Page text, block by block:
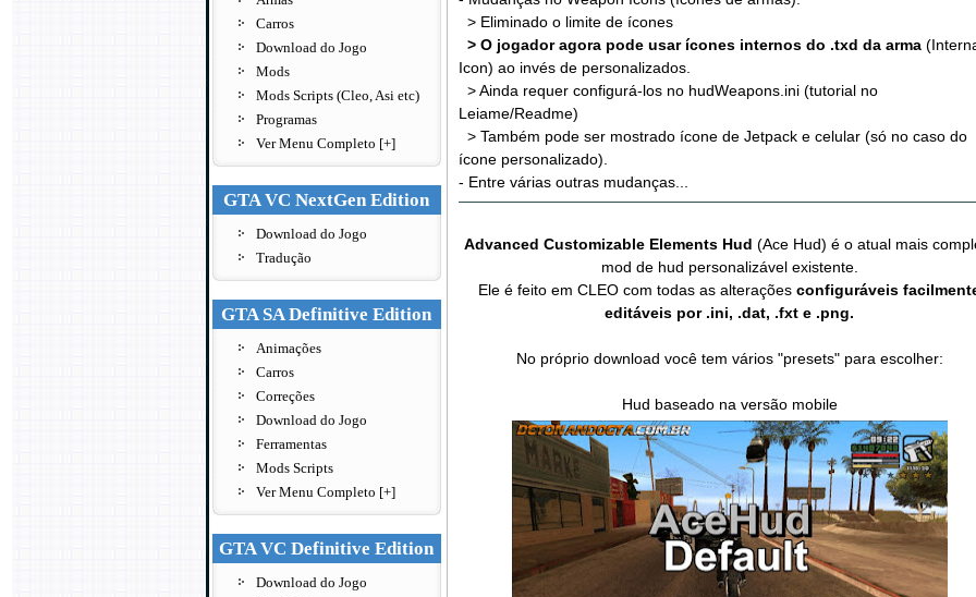
Carros
Download do Jogo
Mods
Mods Scripts (Cleo, Asi etc)
Programas
Ver Menu Completo [+]
GTA VC NextGen Edition
Download do Jogo
Tradução
GTA SA Definitive Edition
Animações
Carros
Correções
Download do Jogo
Ferramentas
Mods Scripts
Ver Menu Completo [+]
GTA VC Definitive Edition
Download do Jogo
> Eliminado o limite de ícones
> O jogador agora pode usar ícones internos do .txd da arma
Icon) ao invés de personalizados.
> Ainda requer configurá-los no hudWeapons.ini (tutorial no
Leiame/Readme)
> Também pode ser mostrado ícone de Jetpack e celular (só no caso do
ícone personalizado).
- Entre várias outras mudanças...
Advanced Customizable Elements Hud (Ace Hud) é o atual mais
mod de hud personalizável existente.
Ele é feito em CLEO com todas as alterações configuráveis
editáveis por .ini, .dat, .fxt e .png.
No próprio download você tem vários "presets" para escolher:
Hud baseado na versão mobile